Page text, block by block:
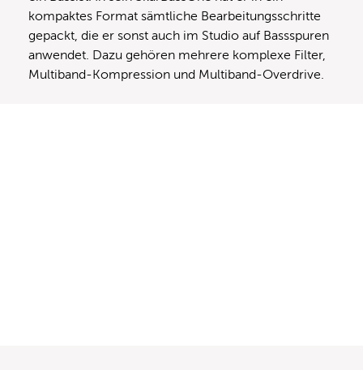
kompaktes Format sämtliche Bearbeitungsschritte
gepackt, die er sonst auch im Studio auf Bassspuren
anwendet. Dazu gehören mehrere komplexe Filter,
Multiband-Kompression und Multiband-Overdrive.